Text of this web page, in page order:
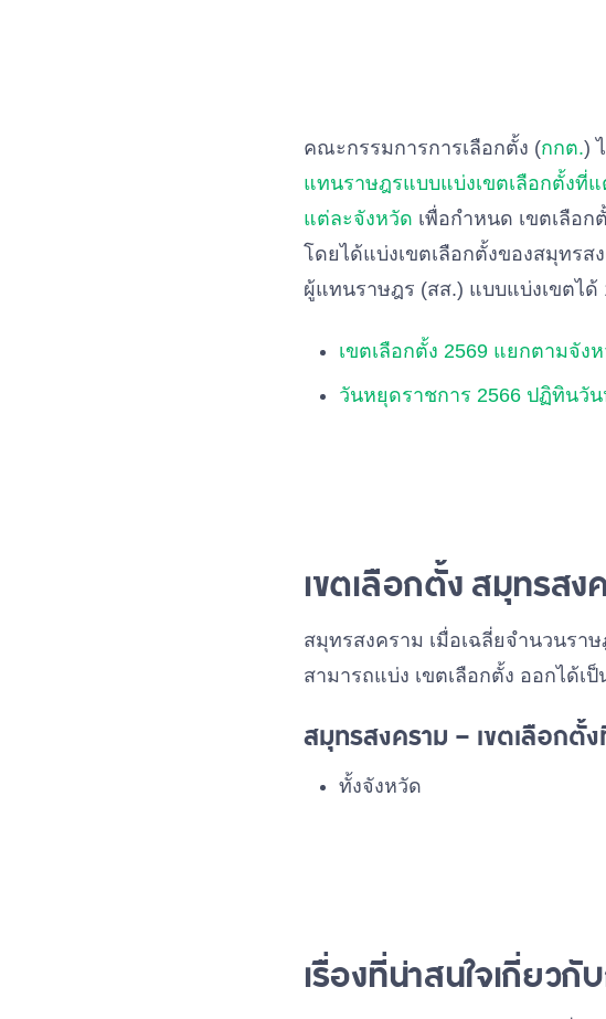
คณะกรรมการการเลือกตั้ง (กกต.)
แทนราษฎรแบบแบ่งเขตเลือกตั้งที่
แต่ละจังหวัด เพื่อกำหนด เขตเลือก
โดยได้แบ่งเขตเลือกตั้งของสมุทร
ผู้แทนราษฎร (สส.) แบบแบ่งเขตได้
เขตเลือกตั้ง 2569 แยกตามจัง
วันหยุดราชการ 2566 ปฏิทินวั
เขตเลือกตั้ง สมุทรสง
สมุทรสงคราม เมื่อเฉลี่ยจำนวนรา
สามารถแบ่ง เขตเลือกตั้ง ออกได้เ
สมุทรสงคราม – เขตเลือกตั้ง
ทั้งจังหวัด
เรื่องที่น่าสนใจเกี่ยว